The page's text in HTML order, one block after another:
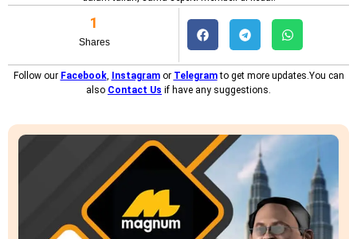
Shares
1
Follow our Facebook, Instagramor Telegramto get more updates.You can
also Contact Us if have any suggestions.